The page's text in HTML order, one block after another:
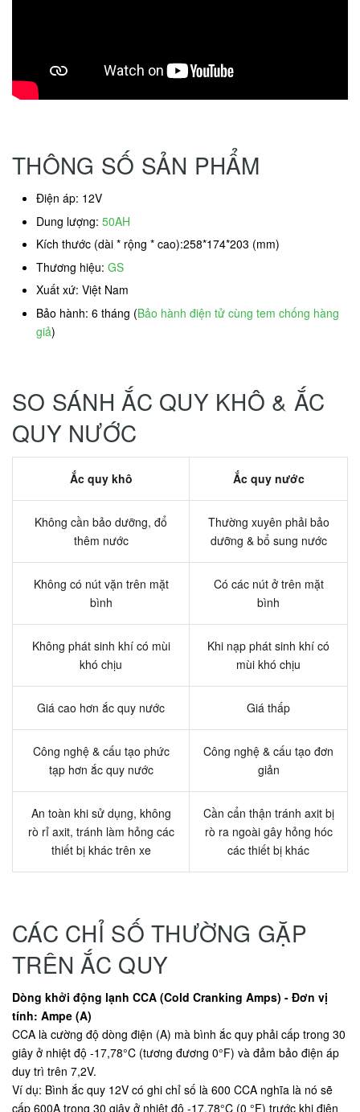
THÔNG SỐ SẢN PHẨM
Điện áp: 12V
Dung lượng: 50AH
Kích thước (dài * rộng * cao):258*174*203 (mm)
Thương hiệu: GS
Xuất xứ: Việt Nam
Bảo hành: 6 tháng (Bảo hành điện tử cùng tem chống hàng
giả)
SO SÁNH ẮC QUY KHÔ & ẮC
QUY NƯỚC
Ắc quy khô Ắc quy nước
Không cần bảo dưỡng, đổ
thêm nước
Thường xuyên phải bảo
dưỡng & bổ sung nước
Không có nút vặn trên mặt
bình
Có các nút ở trên mặt
bình
Không phát sinh khí có mùi
khó chịu
Khi nạp phát sinh khí có
mùi khó chịu
Giá cao hơn ắc quy nước Giá thấp
Công nghệ & cấu tạo phức
tạp hơn ắc quy nước
Công nghệ & cấu tạo đơn
giản
An toàn khi sử dụng, không
rò rỉ axit, tránh làm hỏng các
thiết bị khác trên xe
Cần cẩn thận tránh axit bị
rò ra ngoài gây hỏng hóc
các thiết bị khác
CÁC CHỈ SỐ THƯỜNG GẶP
TRÊN ẮC QUY
Dòng khởi động lạnh CCA (Cold Cranking Amps) - Đơn vị
tính: Ampe (A)
CCA là cường độ dòng điện (A) mà bình ắc quy phải cấp trong 30
giây ở nhiệt độ -17,78°C (tương đương 0°F) và đảm bảo điện áp
duy trì trên 7,2V.
Ví dụ: Bình ắc quy 12V có ghi chỉ số là 600 CCA nghĩa là nó sẽ
cấp 600A trong 30 giây ở nhiệt độ -17,78°C (0 °F) trước khi điện